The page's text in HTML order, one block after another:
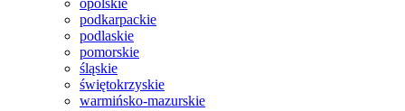
opolskie
podkarpackie
podlaskie
pomorskie
śląskie
świętokrzyskie
warmińsko-mazurskie